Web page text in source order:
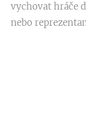
vychovat hráče
nebo